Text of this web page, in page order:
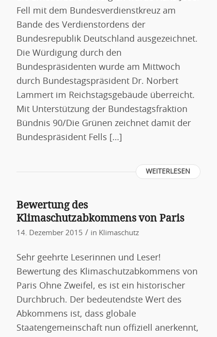
Fell mit dem Bundesverdienstkreuz am
Bande des Verdienstordens der
Bundesrepublik Deutschland ausgezeichnet.
Die Würdigung durch den
Bundespräsidenten wurde am Mittwoch
durch Bundestagspräsident Dr. Norbert
Lammert im Reichstagsgebäude überreicht.
Mit Unterstützung der Bundestagsfraktion
Bündnis 90/Die Grünen zeichnet damit der
Bundespräsident Fells […]
WEITERLESEN
Bewertung des
Klimaschutzabkommens von Paris
14. Dezember 2015 / in Klimaschutz
Sehr geehrte Leserinnen und Leser!
Bewertung des Klimaschutzabkommens von
Paris Ohne Zweifel, es ist ein historischer
Durchbruch. Der bedeutendste Wert des
Abkommens ist, dass globale
Staatengemeinschaft nun offiziell anerkennt,